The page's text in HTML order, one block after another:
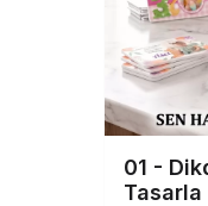
01 -
Tasarla